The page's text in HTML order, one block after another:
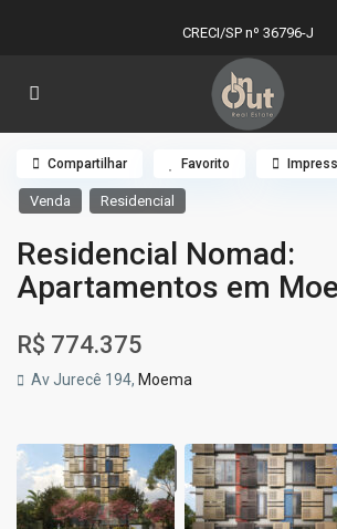
CRECI/SP nº 36796-J
Venda Residencial
Residencial Nomad:
Apartamentos em
R$ 774.375
Av Jurecê 194, Moema
Compartilhar Favorito